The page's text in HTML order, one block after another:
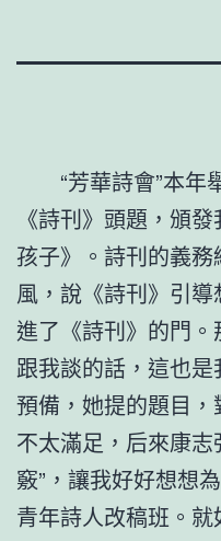
“芳華詩會”本
《詩刊》頭題，頒
孩子》。詩刊的義
風，說《詩刊》引
進了《詩刊》的門
跟我談的話，這也
預備，她提的題目
不太滿足，后來康
竅”，讓我好好想想
青年詩人改稿班。